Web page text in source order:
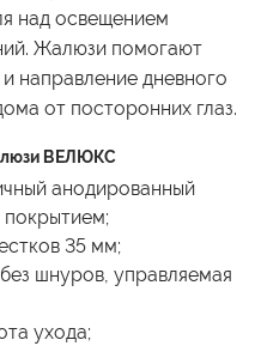
над освещением
Жалюзи помогают
направление дневного
от посторонних глаз.
ВЕЛЮКС
анодированный
35 мм;
шнуров, управляемая
ухода;